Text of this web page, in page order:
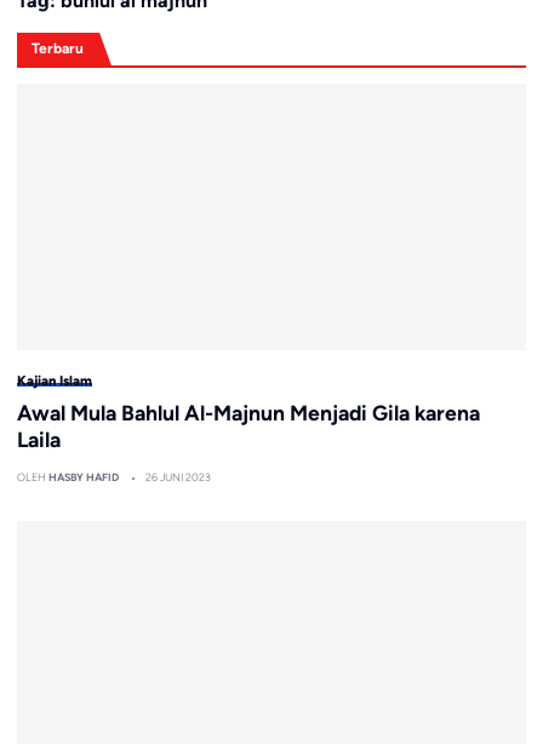
Terbaru
Kajian Islam
Awal Mula Bahlul Al-Majnun Menjadi Gila karena
Laila
OLEH HASBY HAFID 26 JUNI 2023